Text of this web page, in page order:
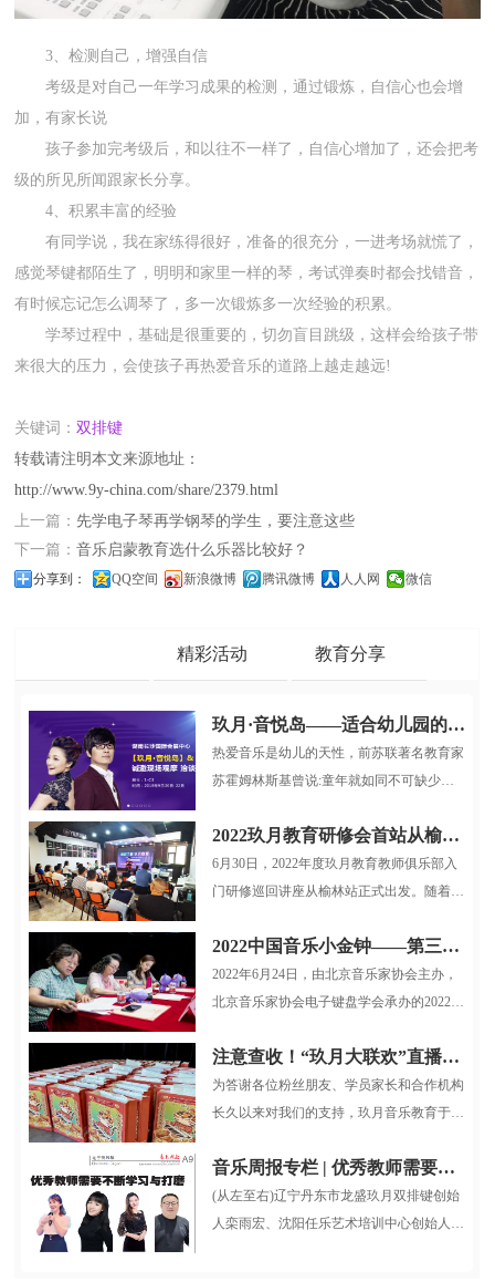
3、检测自己，增强自信
考级是对自己一年学习成果的检测，通过锻炼，自信心也会增
加，有家长说
孩子参加完考级后，和以往不一样了，自信心增加了，还会把考
级的所见所闻跟家长分享。
4、积累丰富的经验
有同学说，我在家练得很好，准备的很充分，一进考场就慌了，
感觉琴键都陌生了，明明和家里一样的琴，考试弹奏时都会找错音，
有时候忘记怎么调琴了，多一次锻炼多一次经验的积累。
学琴过程中，基础是很重要的，切勿盲目跳级，这样会给孩子带
来很大的压力，会使孩子再热爱音乐的道路上越走越远!
关键词：双排键
转载请注明本文来源地址：
http://www.9y-china.com/share/2379.html
上一篇： 先学电子琴再学钢琴的学生，要注意这些
下一篇：音乐启蒙教育选什么乐器比较好？
分享到： QQ空间 新浪微博 腾讯微博 人人网 微信
精彩活动 教育分享
玖月·音悦岛——适合幼儿园的多媒体音乐启蒙课程
热爱音乐是幼儿的天性，前苏联著名教育家
苏霍姆林斯基曾说:童年就如同不可缺少游
2022玖月教育研修会首站从榆林启航
6月30日，2022年度玖月教育教师俱乐部入
门研修巡回讲座从榆林站正式出发。随着疫
2022中国音乐小金钟——第三届全国电子键盘展演北京选拔赛圆满结束
2022年6月24日，由北京音乐家协会主办，
北京音乐家协会电子键盘学会承办的2022中
注意查收！“玖月大联欢”直播大礼包整装待发！
为答谢各位粉丝朋友、学员家长和合作机构
长久以来对我们的支持，玖月音乐教育于12
音乐周报专栏 | 优秀教师需要不断学习与打磨
(从左至右)辽宁丹东市龙盛玖月双排键创始
人栾雨宏、沈阳任乐艺术培训中心创始人任